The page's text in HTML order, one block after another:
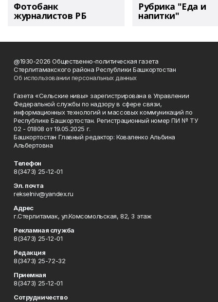
Фотобанк
журналистов РБ
Рубрика "Еда и
напитки"
@1930-2026 Общественно-политическая газета
Стерлитамакского района Республики Башкортостан
Об использовании персональных данных
Газета «Сельские нивы» зарегистрирована в Управлении
Федеральной службы по надзору в сфере связи,
информационных технологий и массовых коммуникаций по
Республике Башкортостан. Регистрационный номер ПИ № ТУ
02 - 01808 от 19.05.2025 г.
Башкортостан Главный редактор: Коваленко Альбина
Альбертовна
Телефон
8(3473) 25-12-01
Эл. почта
rekselniv@yandex.ru
Адрес
г.Стерлитамак, ул.Комсомольская, 82, 3 этаж
Рекламная служба
8(3473) 25-12-01
Редакция
8(3473) 25-72-32
Приемная
8(3473) 25-12-01
Сотрудничество